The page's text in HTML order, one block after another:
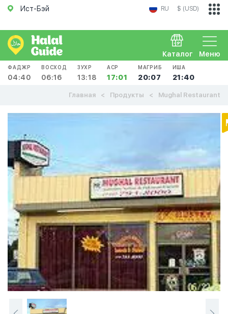
Ист-Бэй RU $ (USD)
Меню
Каталог
ФАДЖР
04:40
ВОСХОД
06:16
ЗУХР
13:18
АСР
17:01
МАГРИБ
20:07
ИША
21:40
Главная Продукты Mughal Restaurant